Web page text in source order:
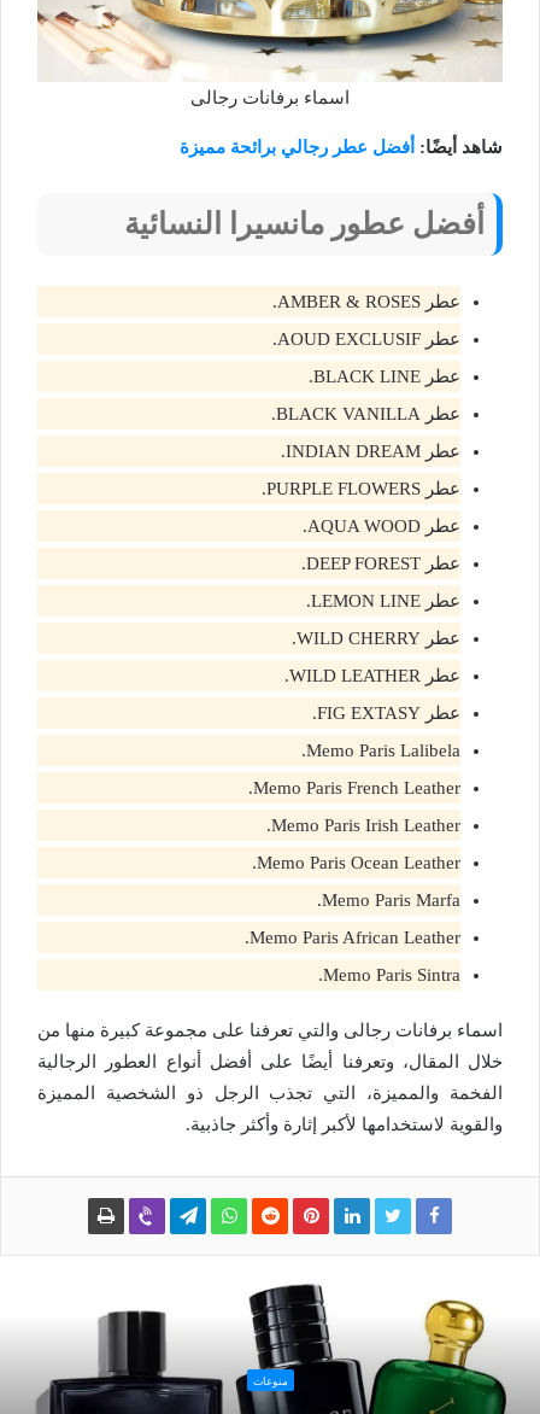
اسماء برفانات رجالى
شاهد أيضًا: أفضل عطر رجالي برائحة مميزة
أفضل عطور مانسيرا النسائية
عطر AMBER & ROSES.
عطر AOUD EXCLUSIF.
عطر BLACK LINE.
عطر BLACK VANILLA.
عطر INDIAN DREAM.
عطر PURPLE FLOWERS.
عطر AQUA WOOD.
عطر DEEP FOREST.
عطر LEMON LINE.
عطر WILD CHERRY.
عطر WILD LEATHER.
عطر FIG EXTASY.
Memo Paris Lalibela.
Memo Paris French Leather.
Memo Paris Irish Leather.
Memo Paris Ocean Leather.
Memo Paris Marfa.
Memo Paris African Leather.
Memo Paris Sintra.
اسماء برفانات رجالى والتي تعرفنا على مجموعة كبيرة منها من
خلال المقال، وتعرفنا أيضًا على أفضل أنواع العطور الرجالية
الفخمة والمميزة، التي تجذب الرجل ذو الشخصية المميزة
والقوية لاستخدامها لأكبر إثارة وأكثر جاذبية.
منوعات